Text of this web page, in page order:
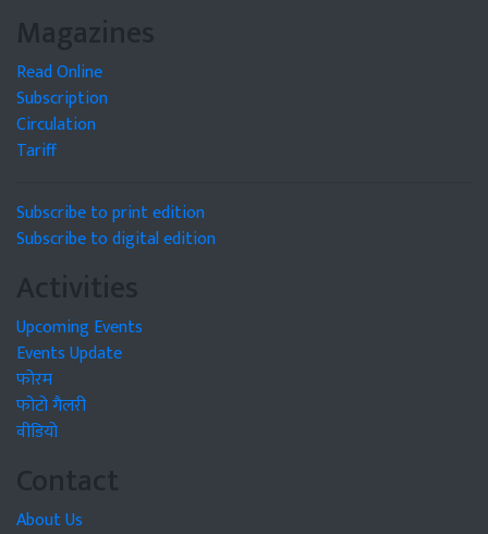
Magazines
Read Online
Subscription
Circulation
Tariff
Subscribe to print edition
Subscribe to digital edition
Activities
Upcoming Events
Events Update
फोरम
फोटो गैलरी
वीडियो
Contact
About Us